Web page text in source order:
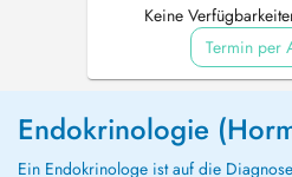
Keine
Termin per
Endokrinologie
Ein Endokrinologe ist auf die